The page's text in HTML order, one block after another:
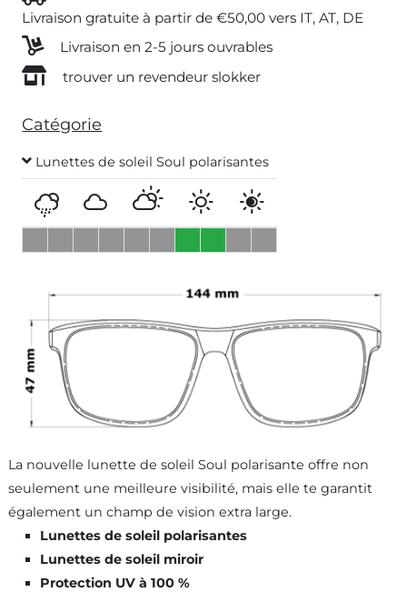
La nouvelle lunette de soleil Soul polarisante offre non
seulement une meilleure visibilité, mais elle te garantit
également un champ de vision extra large.
Lunettes de soleil polarisantes
Lunettes de soleil miroir
Protection UV à 100 %
Livraison gratuite à partir de €50,00 vers IT, AT, DE
Livraison en 2-5 jours ouvrables
trouver un revendeur slokker
Catégorie
Lunettes de soleil Soul polarisantes